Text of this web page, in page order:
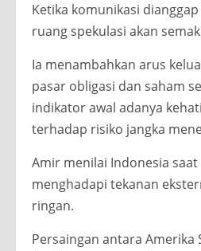
Ketika komunikasi
ruang spekulasi akan
Ia menambahkan arus
pasar obligasi dan saham
indikator awal adanya
terhadap risiko jangka
Amir menilai Indonesia
menghadapi tekanan
ringan.
Persaingan antara Amerika